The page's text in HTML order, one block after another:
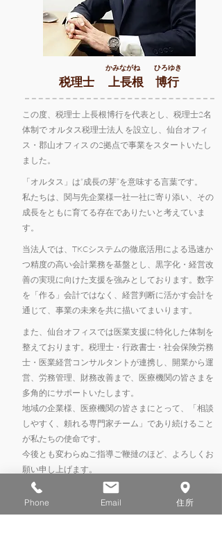
​かみながね ひろゆき
​税理士 上長根 博行
この度、税理士 上長根博行を代表とし、税理士2名
体制で オルタス税理士法人 を設立し、仙台オフィ
ス・郡山オフィス の2拠点で事業をスタートいたし
ました。
「オルタス」は“成長の芽”を意味する言葉です。
私たちは、関与先企業様一社一社に寄り添い、その
成長をともに育てる存在でありたいと考えていま
す。
当法人では、TKCシステムの徹底活用による迅速か
つ精度の高い会計業務を基盤とし、黒字化・経営改
善の実現に向けた支援を強みとしております。数字
を「作る」会計ではなく、経営判断に活かす会計を
通じて、事業の未来を共に描いてまいります。
また、仙台オフィスでは医業支援に特化した体制を
整えております。税理士・行政書士・社会保険労務
士・医業経営コンサルタントが連携し、開業から運
営、労務管理、財務改善まで、医療機関の皆さまを
多角的にサポートいたします。
地域の企業様、医療機関の皆さまにとって、「相談
しやすく、頼れる専門家チーム」であり続けること
が私たちの使命です。
今後とも変わらぬご指導ご鞭撻のほど、よろしくお
願い申し上げます。
ドクターにとって最も身近な
Phone Email 住所